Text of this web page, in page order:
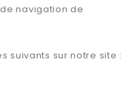
navigation de
suivants sur notre site :